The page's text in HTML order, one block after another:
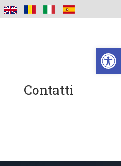
Contatti